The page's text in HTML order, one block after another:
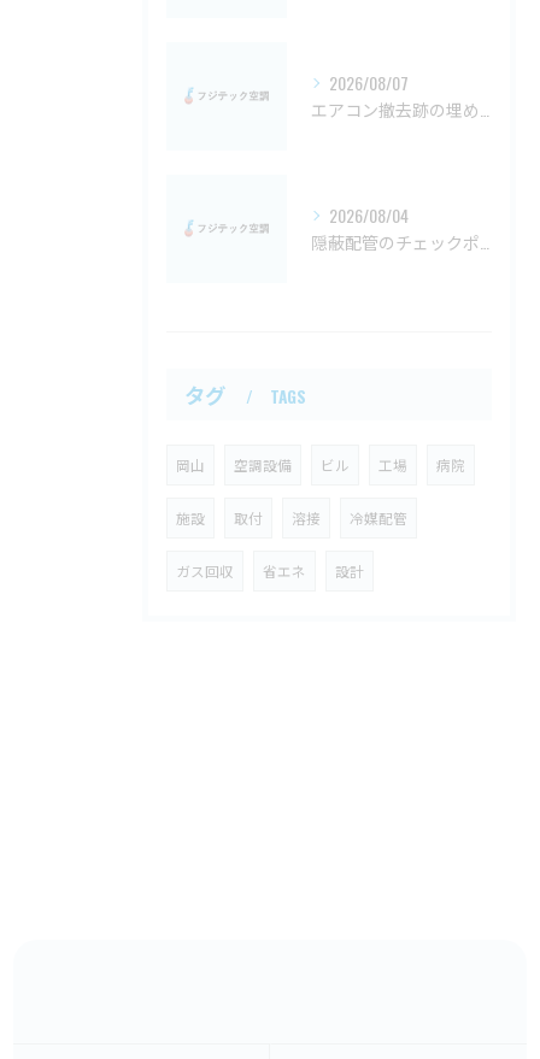
2026/08/07
2026/08/04
タグ TAGS
岡山 空調設備 ビル 工場 病院
施設 取付 溶接 冷媒配管
ガス回収 省エネ 設計